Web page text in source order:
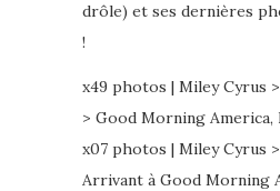
drôle) et ses dernières
!
x49 photos | Miley Cyrus
> Good Morning America,
x07 photos | Miley Cyrus >
Arrivant à Good Morning